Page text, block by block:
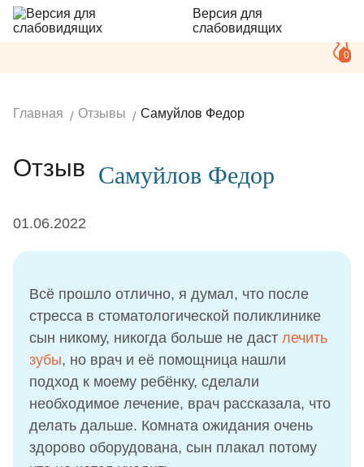
Версия для
слабовидящих
0
Главная Отзывы Самуйлов Федор
Отзыв Самуйлов Федор
01.06.2022
Всё прошло отлично, я думал, что после
стресса в стоматологической поликлинике
сын никому, никогда больше не даст лечить
зубы, но врач и её помощница нашли
подход к моему ребёнку, сделали
необходимое лечение, врач рассказала, что
делать дальше. Комната ожидания очень
здорово оборудована, сын плакал потому